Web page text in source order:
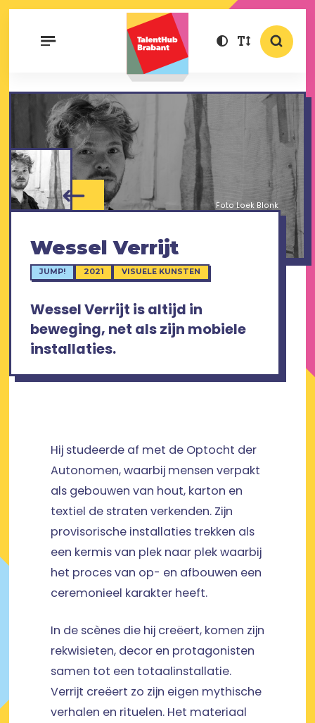
Foto Loek Blonk
Wessel Verrijt
JUMP! 2021 VISUELE KUNSTEN
Wessel Verrijt is altijd in
beweging, net als zijn mobiele
installaties.
Hij studeerde af met de Optocht der
Autonomen, waarbij mensen verpakt
als gebouwen van hout, karton en
textiel de straten verkenden. Zijn
provisorische installaties trekken als
een kermis van plek naar plek waarbij
het proces van op- en afbouwen een
ceremonieel karakter heeft.
In de scènes die hij creëert, komen zijn
rekwisieten, decor en protagonisten
samen tot een totaalinstallatie.
Verrijt creëert zo zijn eigen mythische
verhalen en rituelen. Het materiaal